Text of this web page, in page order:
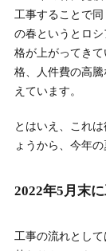
工事することで
の春というとロ
格が上がってき
格、人件費の高
えています。
とはいえ、これ
ょうから、今年
2022年5月末
工事の流れとし